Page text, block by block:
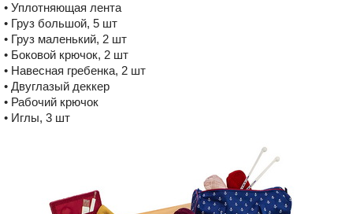
• Уплотняющая лента
• Груз большой, 5 шт
• Груз маленький, 2 шт
• Боковой крючок, 2 шт
• Навесная гребенка, 2 шт
• Двуглазый деккер
• Рабочий крючок
• Иглы, 3 шт